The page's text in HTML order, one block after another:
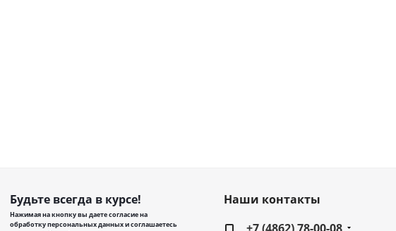
Будьте всегда в курсе!
Нажимая на кнопку вы даете согласие на
обработку персональных данных и соглашаетесь
Наши контакты